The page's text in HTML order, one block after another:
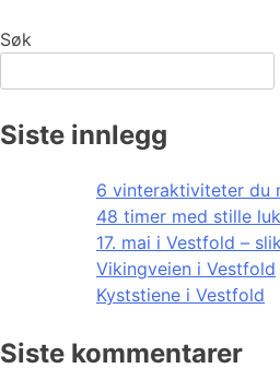
Søk
Siste innlegg
6 vinteraktiviteter du
48 timer med stille
17. mai i Vestfold –
Vikingveien i Vestfold
Kyststiene i Vestfold
Siste kommentarer